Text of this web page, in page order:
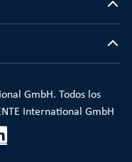
GmbH. Todos los
International GmbH